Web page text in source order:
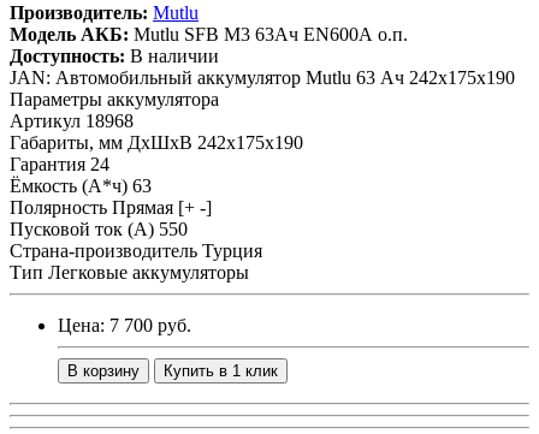
Производитель: Mutlu
Модель АКБ: Mutlu SFB M3 63Ач EN600А о.п.
Доступность: В наличии
JAN: Автомобильный аккумулятор Mutlu 63 Ач 242x175x190
Параметры аккумулятора
Артикул 18968
Габариты, мм ДхШхВ 242x175x190
Гарантия 24
Ёмкость (А*ч) 63
Полярность Прямая [+ -]
Пусковой ток (А) 550
Страна-производитель Турция
Тип Легковые аккумуляторы
Цена: 7 700 руб.
В корзину Купить в 1 клик